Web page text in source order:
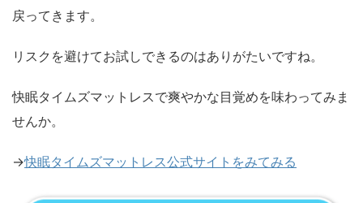
戻ってきます。
リスクを避けてお試しできるのはありがたいですね。
快眠タイムズマットレスで爽やかな目覚めを味わってみま
せんか。
→快眠タイムズマットレス公式サイトをみてみる